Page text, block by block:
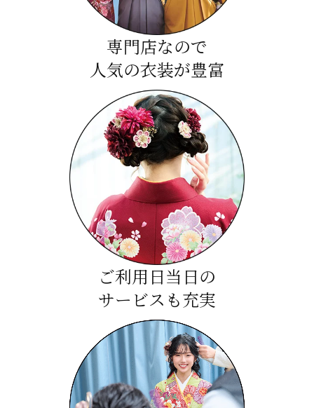
専門店なので
人気の衣装が豊富
ご利用日当日の
サービスも充実